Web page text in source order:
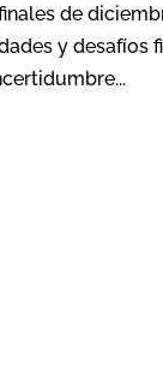
de
y desafíos